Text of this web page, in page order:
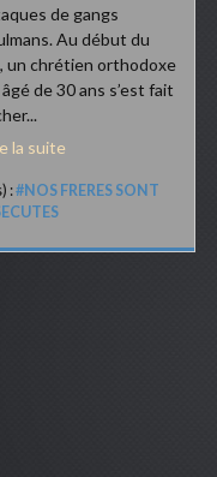
de gangs
Au début du
un chrétien orthodoxe
de 30 ans s’est fait
la suite
:#NOS FRERES SONT